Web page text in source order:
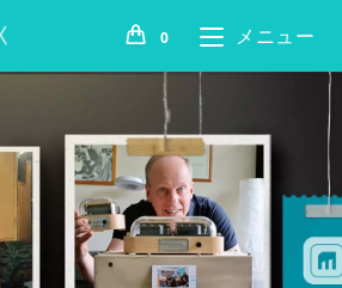
0 メニュー